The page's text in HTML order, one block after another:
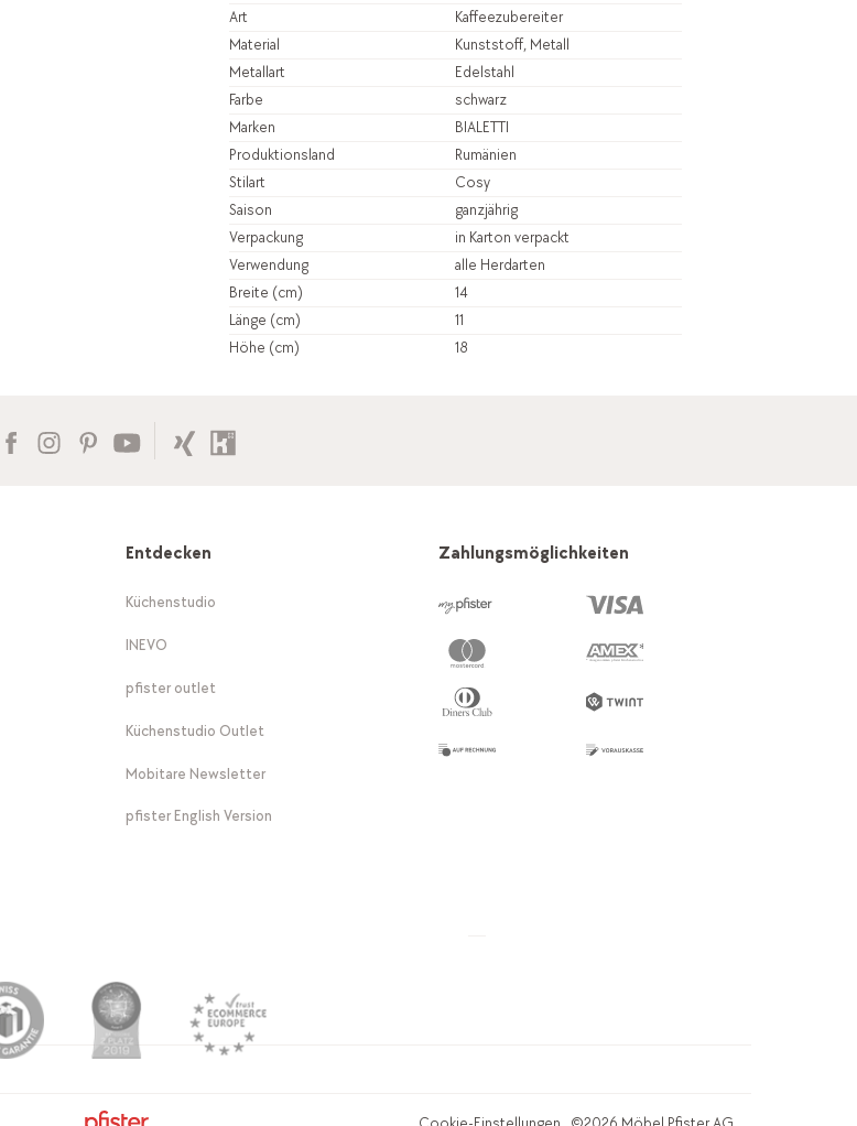
Art
Kaffeezubereiter
Material
Kunststoff, Metall
Metallart
Edelstahl
Farbe
schwarz
Marken
BIALETTI
Produktionsland
Rumänien
Stilart
Cosy
Saison
ganzjährig
Verpackung
in Karton verpackt
Verwendung
alle Herdarten
Breite (cm)
14
Länge (cm)
11
Höhe (cm)
18
Entdecken
Küchenstudio
INEVO
pfister outlet
Küchenstudio Outlet
Mobitare Newsletter
pfister English Version
Zahlungsmöglichkeiten